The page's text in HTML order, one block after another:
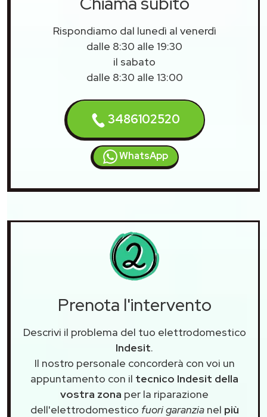
Rispondiamo dal lunedì al venerdì
dalle 8:30 alle 19:30
il sabato
dalle 8:30 alle 13:00
3486102520
WhatsApp
Prenota l'intervento
Descrivi il problema del tuo elettrodomestico
Indesit.
Il nostro personale concorderà con voi un
appuntamento con il tecnico Indesit della
vostra zona per la riparazione
dell'elettrodomestico fuori garanzianel più